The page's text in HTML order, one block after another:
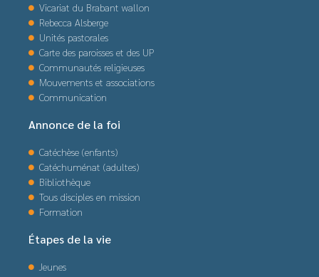
Vicariat du Brabant wallon
Rebecca Alsberge
Unités pastorales
Carte des paroisses et des UP
Communautés religieuses
Mouvements et associations
Communication
Annonce de la foi
Catéchèse (enfants)
Catéchuménat (adultes)
Bibliothèque
Tous disciples en mission
Formation
Étapes de la vie
Jeunes